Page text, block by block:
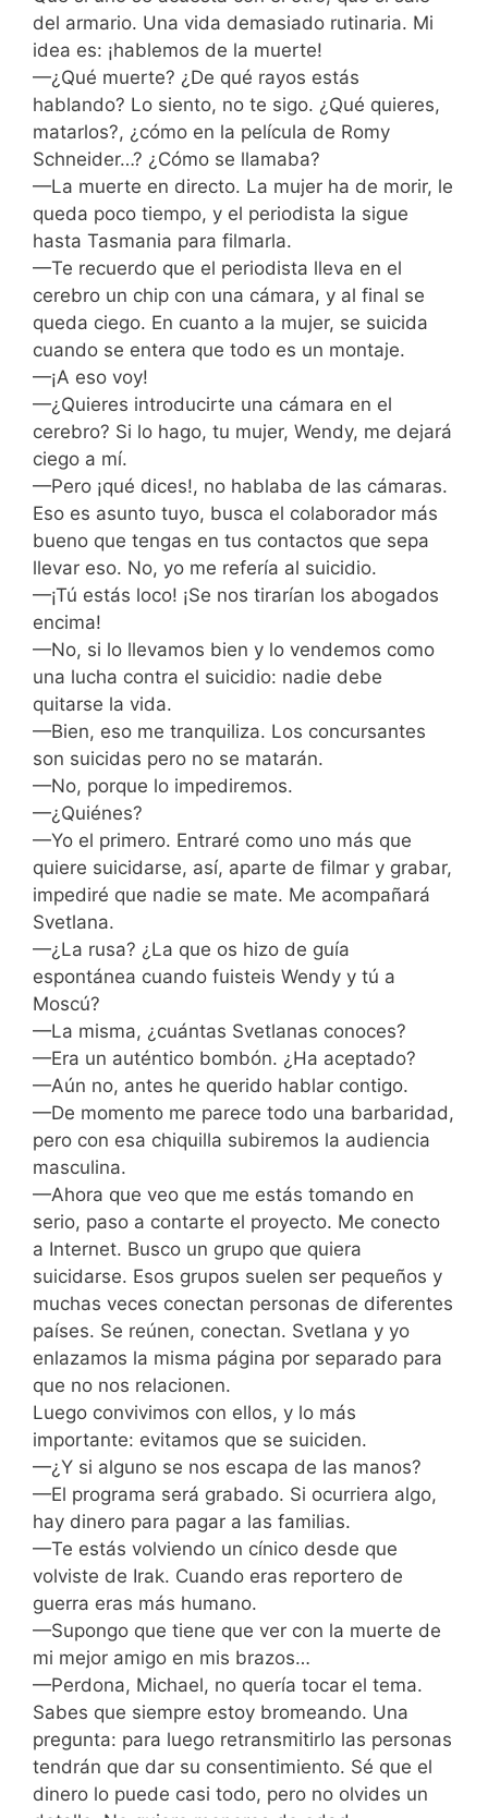
del armario. Una vida demasiado rutinaria. Mi
idea es: ¡hablemos de la muerte!
—¿Qué muerte? ¿De qué rayos estás
hablando? Lo siento, no te sigo. ¿Qué quieres,
matarlos?, ¿cómo en la película de Romy
Schneider…? ¿Cómo se llamaba?
—La muerte en directo. La mujer ha de morir, le
queda poco tiempo, y el periodista la sigue
hasta Tasmania para filmarla.
—Te recuerdo que el periodista lleva en el
cerebro un chip con una cámara, y al final se
queda ciego. En cuanto a la mujer, se suicida
cuando se entera que todo es un montaje.
—¡A eso voy!
—¿Quieres introducirte una cámara en el
cerebro? Si lo hago, tu mujer, Wendy, me dejará
ciego a mí.
—Pero ¡qué dices!, no hablaba de las cámaras.
Eso es asunto tuyo, busca el colaborador más
bueno que tengas en tus contactos que sepa
llevar eso. No, yo me refería al suicidio.
—¡Tú estás loco! ¡Se nos tirarían los abogados
encima!
—No, si lo llevamos bien y lo vendemos como
una lucha contra el suicidio: nadie debe
quitarse la vida.
—Bien, eso me tranquiliza. Los concursantes
son suicidas pero no se matarán.
—No, porque lo impediremos.
—¿Quiénes?
—Yo el primero. Entraré como uno más que
quiere suicidarse, así, aparte de filmar y grabar,
impediré que nadie se mate. Me acompañará
Svetlana.
—¿La rusa? ¿La que os hizo de guía
espontánea cuando fuisteis Wendy y tú a
Moscú?
—La misma, ¿cuántas Svetlanas conoces?
—Era un auténtico bombón. ¿Ha aceptado?
—Aún no, antes he querido hablar contigo.
—De momento me parece todo una barbaridad,
pero con esa chiquilla subiremos la audiencia
masculina.
—Ahora que veo que me estás tomando en
serio, paso a contarte el proyecto. Me conecto
a Internet. Busco un grupo que quiera
suicidarse. Esos grupos suelen ser pequeños y
muchas veces conectan personas de diferentes
países. Se reúnen, conectan. Svetlana y yo
enlazamos la misma página por separado para
que no nos relacionen.
Luego convivimos con ellos, y lo más
importante: evitamos que se suiciden.
—¿Y si alguno se nos escapa de las manos?
—El programa será grabado. Si ocurriera algo,
hay dinero para pagar a las familias.
—Te estás volviendo un cínico desde que
volviste de Irak. Cuando eras reportero de
guerra eras más humano.
—Supongo que tiene que ver con la muerte de
mi mejor amigo en mis brazos…
—Perdona, Michael, no quería tocar el tema.
Sabes que siempre estoy bromeando. Una
pregunta: para luego retransmitirlo las personas
tendrán que dar su consentimiento. Sé que el
dinero lo puede casi todo, pero no olvides un